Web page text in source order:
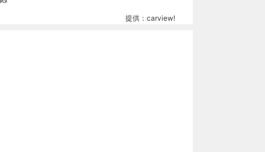
提供：carview!